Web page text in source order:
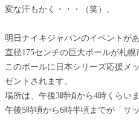
変な汗もかく・・・（笑）。
明日ナイキジャパンのイベントがあ
直径175センチの巨大ボールが札幌
このボールに日本シリーズ応援メ
ゼントされます。
場所は、午後3時頃から4時くらい
午後5時頃から6時半頃までが「サ